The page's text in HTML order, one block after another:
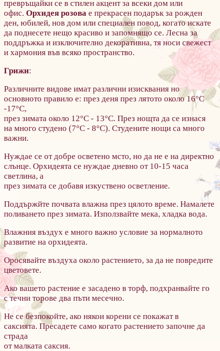
превръщайки се в стилен акцент за всеки дом или
офис. Орхидея розова е прекрасен подарък за рожден
ден, юбилей, нов дом или специален повод, когато искате
да поднесете нещо красиво и запомнящо се. Лесна за
поддръжка и изключително декоративна, тя носи свежест
и хармония във всяко пространство.
Грижи:
Различните видове имат различни изисквания но
основното правило е: през деня през лятото около 16°С
-17°С,
през зимата около 12°С - 13°С. През нощта да се изнася
на много студено (7°С - 8°С). Студените нощи са много
важни.
Нуждае се от добре осветено мсто, но да не е на директно
слънце. Орхидеята се нуждае дневно от 10-15 часа
светлина, а
през зимата се добавя изкуствено осветление.
Поддържйте почвата влажна през цялото време. Намалете
поливането през зимата. Използвайте мека, хладка вода.
Влажния въздух е много важно условие зa нормалното
развитие на орхидеята.
Оросявайте въздуха около растението, зa да не повредите
цветовете.
Ако вашето растение е засадено в торф, подхранвайте го
с течни торове два пъти месечно.
Не се безпокойте, ако някои корени се покажат в
саксията. Пресадете само когато растението зaпочне да
страда
от малката саксия.